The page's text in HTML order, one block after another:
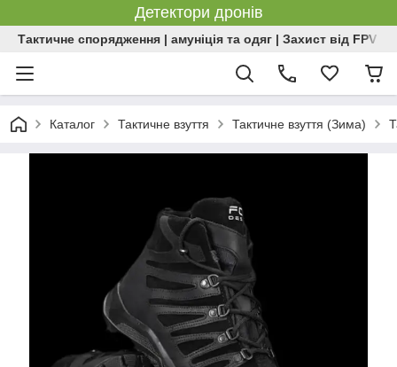
Детектори дронів
Тактичне спорядження | амуніція та одяг | Захист від FPV |
Каталог Тактичне взуття Тактичне взуття (Зима)